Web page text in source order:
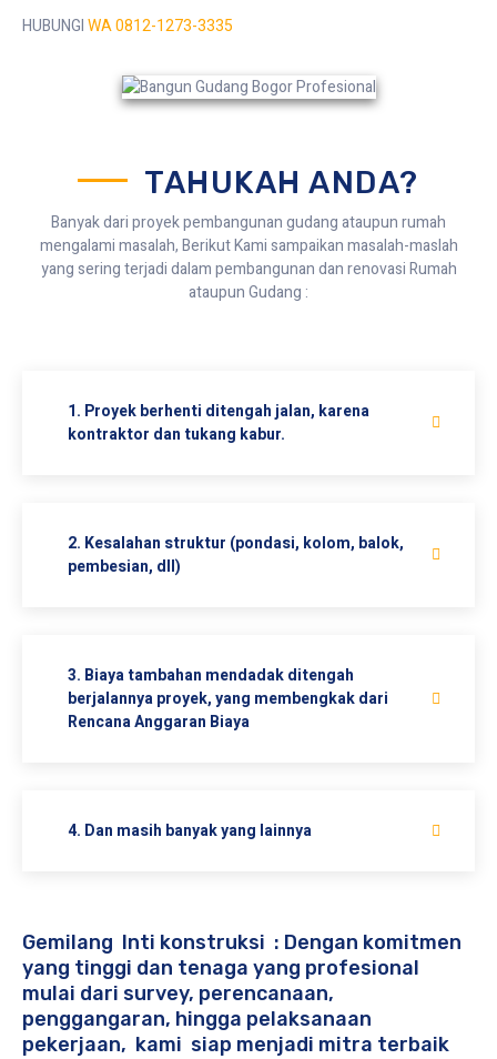
HUBUNGIWA 0812-1273-3335
TAHUKAH ANDA?
Banyak dari proyek pembangunan gudang ataupun rumah
mengalami masalah, Berikut Kami sampaikan masalah-maslah
yang sering terjadi dalam pembangunan dan renovasi Rumah
ataupun Gudang :
1. Proyek berhenti ditengah jalan, karena
kontraktor dan tukang kabur.
2. Kesalahan struktur (pondasi, kolom, balok,
pembesian, dll)
3. Biaya tambahan mendadak ditengah
berjalannya proyek, yang membengkak dari
Rencana Anggaran Biaya
4. Dan masih banyak yang lainnya
Gemilang Inti konstruksi : Dengan komitmen
yang tinggi dan tenaga yang profesional
mulai dari survey, perencanaan,
penggangaran, hingga pelaksanaan
pekerjaan, kami siap menjadi mitra terbaik